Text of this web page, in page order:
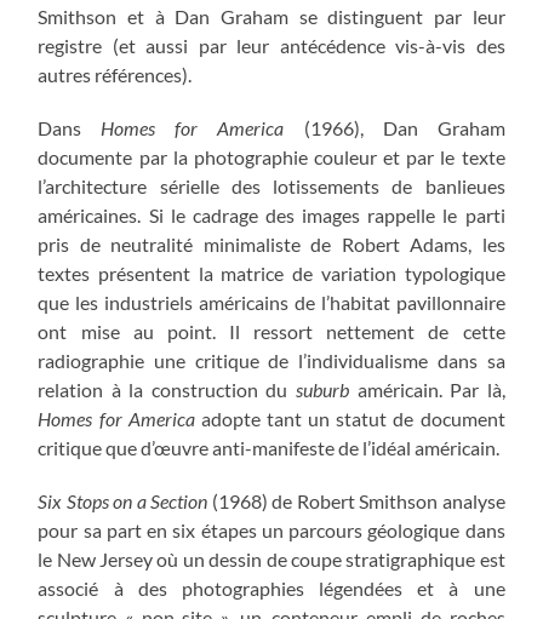
Smithson et à Dan Graham se distinguent par leur
registre (et aussi par leur antécédence vis-à-vis des
autres références).
Dans Homes for America (1966), Dan Graham
documente par la photographie couleur et par le texte
l’architecture sérielle des lotissements de banlieues
américaines. Si le cadrage des images rappelle le parti
pris de neutralité minimaliste de Robert Adams, les
textes présentent la matrice de variation typologique
que les industriels américains de l’habitat pavillonnaire
ont mise au point. Il ressort nettement de cette
radiographie une critique de l’individualisme dans sa
relation à la construction du suburb américain. Par là,
Homes for Americaadopte tant un statut de document
critique que d’œuvre anti-manifeste de l’idéal américain.
Six Stops on a Section (1968) de Robert Smithson analyse
pour sa part en six étapes un parcours géologique dans
le New Jersey où un dessin de coupe stratigraphique est
associé à des photographies légendées et à une